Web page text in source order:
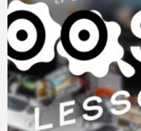
เพล
ย์
สต์
ของ
คุณ
เพลง